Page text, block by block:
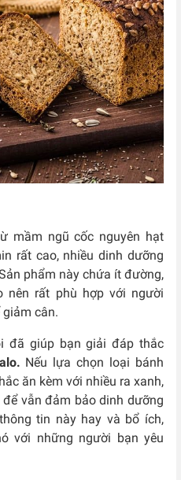
mầm ngũ cốc nguyên hạt
rất cao, nhiều dinh dưỡng
phẩm này chứa ít đường,
nên rất phù hợp với người
cân.
đã giúp bạn giải đáp thắc
Nếu lựa chọn loại bánh
ăn kèm với nhiều ra xanh,
vẫn đảm bảo dinh dưỡng
tin này hay và bổ ích,
với những người bạn yêu